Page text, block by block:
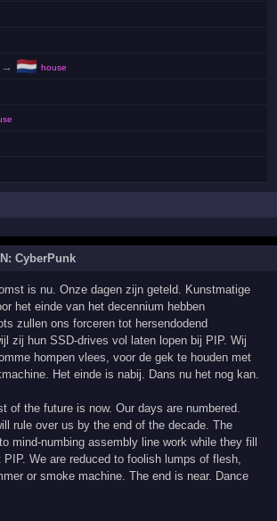
→ 🇳🇱 house
CyberPunk
is nu. Onze dagen zijn geteld. Kunstmatige
het einde van het decennium hebben
zullen ons forceren tot hersendodend
zij hun SSD-drives vol laten lopen bij PIP. Wij
hompen vlees, voor de gek te houden met
Het einde is nabij. Dans nu het nog kan.
of the future is now. Our days are numbered.
rule over us by the end of the decade. The
mind-numbing assembly line work while they fill
We are reduced to foolish lumps of flesh,
or smoke machine. The end is near. Dance